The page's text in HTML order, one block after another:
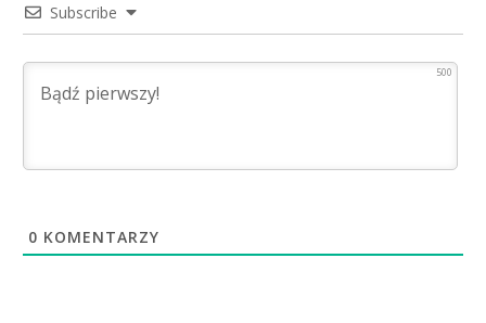
Subscribe
500
0 KOMENTARZY